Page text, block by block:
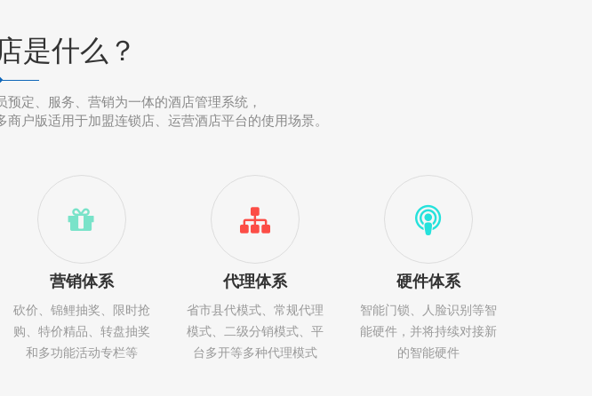
是什么？
定、服务、营销为一体的酒店管理系统，
户版适用于加盟连锁店、运营酒店平台的使用场景。
营销体系
砍价、锦鲤抽奖、限时抢
购、特价精品、转盘抽奖
和多功能活动专栏等
代理体系
省市县代模式、常规代理
模式、二级分销模式、平
台多开等多种代理模式
硬件体系
智能门锁、人脸识别等智
能硬件，并将持续对接新
的智能硬件